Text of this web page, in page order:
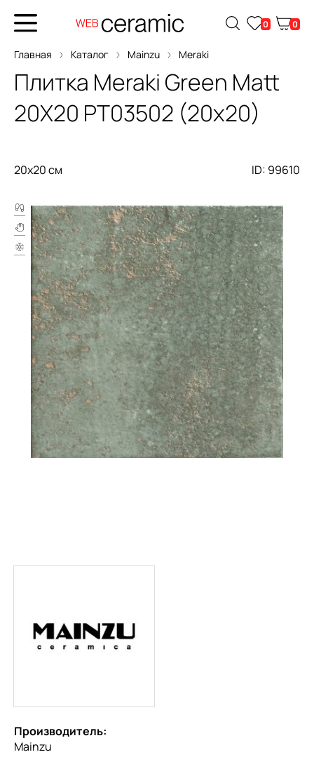
0 0
Главная Каталог Mainzu Meraki
Плитка Meraki Green Matt
20X20 PT03502 (20x20)
20x20 см ID: 99610
Производитель:
Mainzu